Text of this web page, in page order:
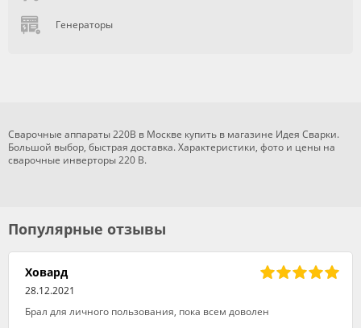
Генераторы
Сварочные аппараты 220В в Москве купить в магазине Идея Сварки.
Большой выбор, быстрая доставка. Характеристики, фото и цены на
сварочные инверторы 220 В.
Популярные отзывы
Ховард
28.12.2021
Брал для личного пользования, пока всем доволен